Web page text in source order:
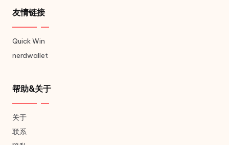
友情链接
Quick Win
nerdwallet
帮助&关于
关于
联系